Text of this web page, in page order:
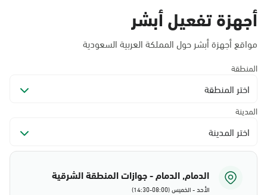
أجهزة تفعيل أبشر
مواقع أجهزة أبشر حول المملكة العربية السعودية
المنطقة
اختر المنطقة
المدينة
اختر المدينة
الدمام, الدمام - جوازات المنطقة الشرقية
الأحد - الخميس (08:00-14:30)